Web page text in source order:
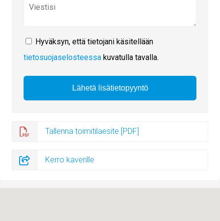
Hyväksyn, että tietojani käsitellään
tietosuojaselosteessa kuvatulla tavalla.
Tallenna toimitilaesite [PDF]
Kerro kaverille